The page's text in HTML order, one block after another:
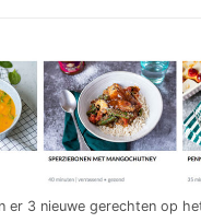
er 3 nieuwe gerechten op